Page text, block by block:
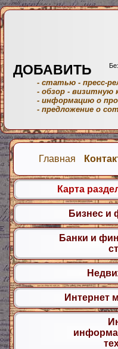
Главная
Карта
Бизнес и
Банки и
Интернет
ДОБАВИТЬ
- статью - пресс-
- обзор - визитную
- информацию о
- предложение о